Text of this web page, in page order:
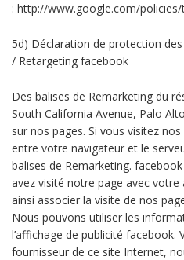
: http://www.google.com/
5d) Déclaration de protection
/ Retargeting facebook
Des balises de Remarketing du
South California Avenue, Palo
sur nos pages. Si vous visitez
entre votre navigateur et le
balises de Remarketing.
avez visité notre page avec
ainsi associer la visite de nos
Nous pouvons utiliser les
l’affichage de publicité facebook.
fournisseur de ce site Internet,